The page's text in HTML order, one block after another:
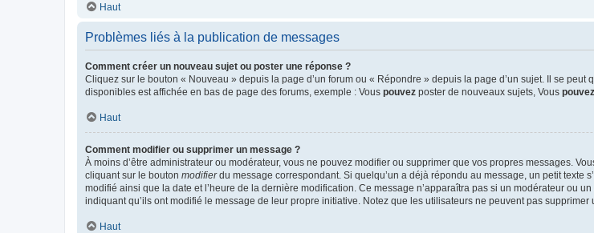
Haut
Problèmes liés à la publication de messages
Comment créer un nouveau sujet ou poster une réponse ?
Cliquez sur le bouton « Nouveau » depuis la page d’un forum ou « Répondre » depuis la page d’un sujet. Il se
disponibles est affichée en bas de page des forums, exemple : Vous pouvez poster de nouveaux sujets, Vous pouvez
Haut
Comment modifier ou supprimer un message ?
À moins d’être administrateur ou modérateur, vous ne pouvez modifier ou supprimer que vos propres messages.
cliquant sur le bouton modifierdu message correspondant. Si quelqu’un a déjà répondu au message, un petit texte
modifié ainsi que la date et l’heure de la dernière modification. Ce message n’apparaîtra pas si un modérateur ou
indiquant qu’ils ont modifié le message de leur propre initiative. Notez que les utilisateurs ne peuvent pas supprimer
Haut